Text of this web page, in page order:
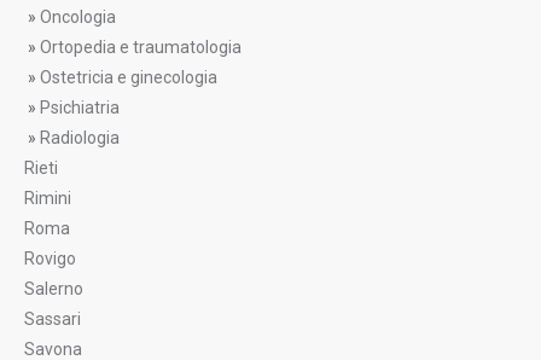
» Oncologia
» Ortopedia e traumatologia
» Ostetricia e ginecologia
» Psichiatria
» Radiologia
Rieti
Rimini
Roma
Rovigo
Salerno
Sassari
Savona